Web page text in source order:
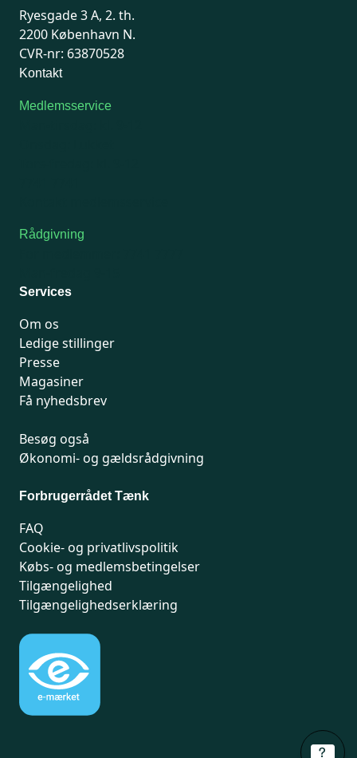
Ryesgade 3 A, 2. th.
2200 København N.
CVR-nr: 63870528
Kontakt
Medlemsservice
Rådgivning
Services
Om os
Ledige stillinger
Presse
Magasiner
Få nyhedsbrev
Besøg også
Økonomi- og gældsrådgivning
Forbrugerrådet Tænk
FAQ
Cookie- og privatlivspolitik
Købs- og medlemsbetingelser
Tilgængelighed
Tilgængelighedserklæring